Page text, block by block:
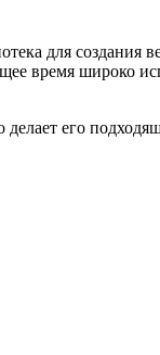
для создания
время широко
его